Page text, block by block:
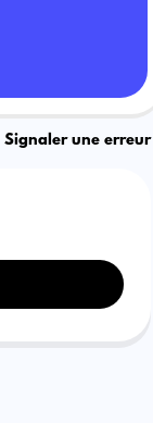
Signaler une erreur